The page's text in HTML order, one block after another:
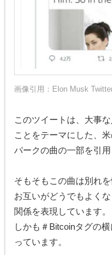
画像引用： Elon Musk
このツイートは、大事
ことをテーマにした、
パークの曲の一部を引用
そもそもこの曲は別れ
お互いがどうでもよく
関係を表現しています。
しかも＃Bitcoinタグの
っています。